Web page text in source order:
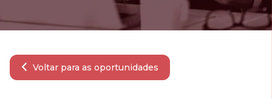
Voltar para as oportunidades